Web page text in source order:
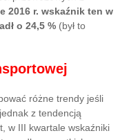
2016 r. wskaźnik ten w
o 24,5 % (był to
różne trendy jeśli
z tendencją
w III kwartale wskaźniki